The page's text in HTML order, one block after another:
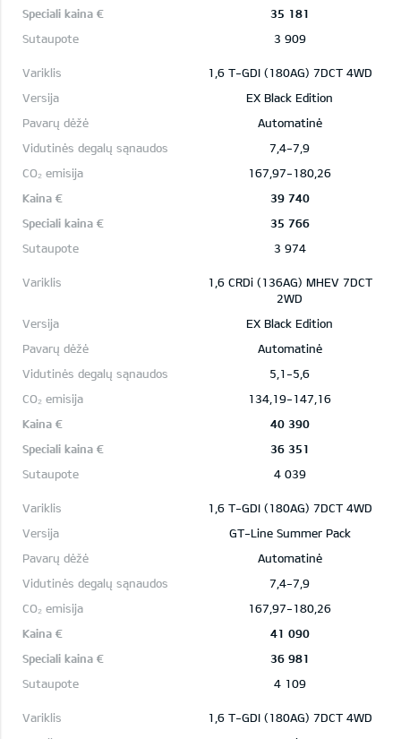
35 181
3 909
1,6 T-GDI (180AG) 7DCT 4WD
EX Black Edition
Automatinė
7,4-7,9
167,97-180,26
39 740
35 766
3 974
1,6 CRDi (136AG) MHEV 7DCT
2WD
EX Black Edition
Automatinė
5,1-5,6
134,19-147,16
40 390
36 351
4 039
1,6 T-GDI (180AG) 7DCT 4WD
GT-Line Summer Pack
Automatinė
7,4-7,9
167,97-180,26
41 090
36 981
4 109
1,6 T-GDI (180AG) 7DCT 4WD